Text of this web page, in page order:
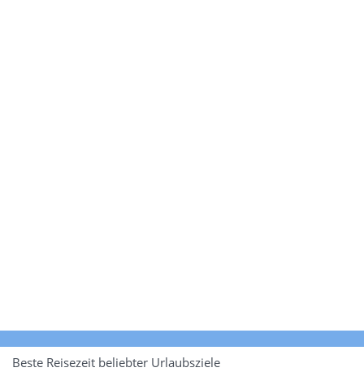
Beste Reisezeit beliebter Urlaubsziele